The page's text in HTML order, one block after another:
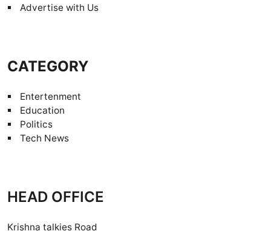
Advertise with Us
CATEGORY
Entertenment
Education
Politics
Tech News
HEAD OFFICE
Krishna talkies Road